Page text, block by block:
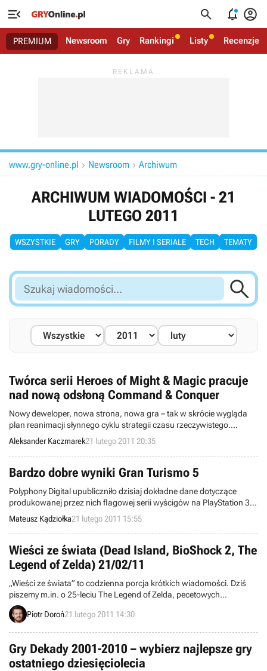
   
PREMIUM Newsroom Gry Rankingi Listy Recenzje
www.gry-online.pl  Newsroom  Archiwum
ARCHIWUM WIADOMOŚCI - 21
LUTEGO 2011
WSZYSTKIE GRY PORADY FILMY I SERIALE TECH TEMATY
Szukaj
wiadomości...

Twórca serii Heroes of Might & Magic pracuje
nad nową odsłoną Command & Conquer
Nowy deweloper, nowa strona, nowa gra – tak w skrócie wygląda
plan reanimacji słynnego cyklu strategii czasu rzeczywistego.
Produkcją kolejnej odsłony serii Command&Conquer zajmuje się
świeżo uformowane, wewnętrzne studio koncernu Electronic Arts -
Victory Games, którym kieruje prawdziwy weteran branży. Jon Van
Caneghem znany jest graczom jako współtwórca marki Heroes of
Aleksander Kaczmarek21 lutego 2011 20:35
Bardzo dobre wyniki Gran Turismo 5
Polyphony Digital upubliczniło dzisiaj dokładne dane dotyczące
produkowanej przez nich flagowej serii wyścigów na PlayStation 3,
czyli Gran Turismo. Według tych doniesień najnowsza odsłona –
Gran Turismo 5 – została dostarczona do detalistów (lub
sprzedana) w liczbie ponad 6,3 miliona sztuk.
Mateusz Kądziołka21 lutego 2011 15:55
Wieści ze świata (Dead Island, BioShock 2, The
Legend of Zelda) 21/02/11
„Wieści ze świata” to codzienna porcja krótkich wiadomości. Dziś
piszemy m.in. o 25-leciu The Legend of Zelda, pecetowych
odsłonach DLC do BioShock 2, ścieżce dźwiękowej do Magicka,
narzędziach deweloperskich wspieranych przez NGP, a także
Piotr Doroń21 lutego 2011 14:30
Gry Dekady 2001-2010 – wybierz najlepsze gry
ostatniego dziesięciolecia